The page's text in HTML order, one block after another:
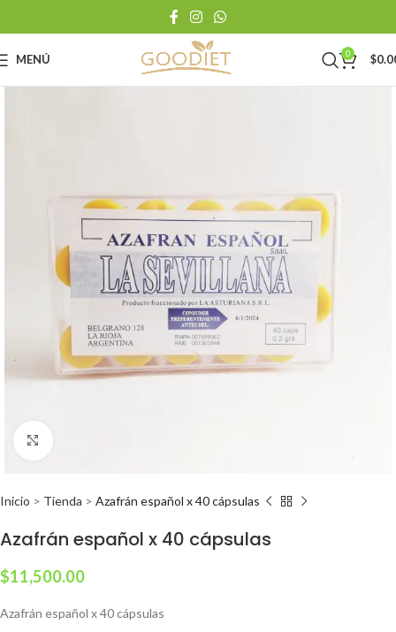
MENÚ 0 $
Inicio > Tienda > Azafrán español x 40 cápsulas
Azafrán español x 40 cápsulas
$11,500.00
Azafrán español x 40 cápsulas